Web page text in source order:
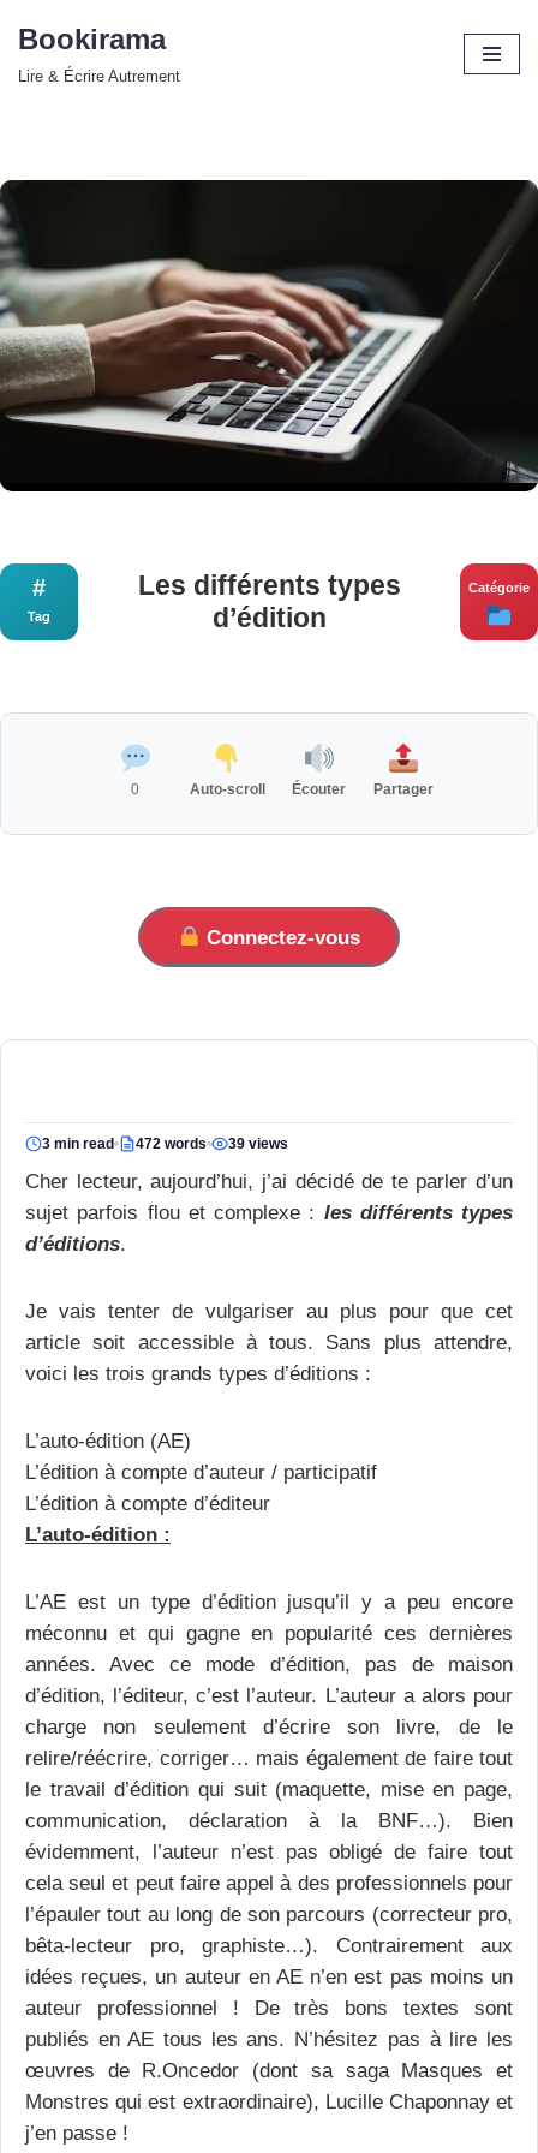
Bookirama
Lire & Écrire Autrement
#
Tag
Les différents types
d’édition
Catégorie
0 Auto-scroll Écouter Partager
Connectez-vous
3 min read 472 words 39 views
Cher lecteur, aujourd’hui, j’ai décidé de te parler d’un
sujet parfois flou et complexe : les différents types
d’éditions.
Je vais tenter de vulgariser au plus pour que cet
article soit accessible à tous. Sans plus attendre,
voici les trois grands types d’éditions :
L’auto-édition (AE)
L’édition à compte d’auteur / participatif
L’édition à compte d’éditeur
L’auto-édition :
L’AE est un type d’édition jusqu’il y a peu encore
méconnu et qui gagne en popularité ces dernières
années. Avec ce mode d’édition, pas de maison
d’édition, l’éditeur, c’est l’auteur. L’auteur a alors pour
charge non seulement d’écrire son livre, de le
relire/réécrire, corriger… mais également de faire tout
le travail d’édition qui suit (maquette, mise en page,
communication, déclaration à la BNF…). Bien
évidemment, l’auteur n’est pas obligé de faire tout
cela seul et peut faire appel à des professionnels pour
l’épauler tout au long de son parcours (correcteur pro,
bêta-lecteur pro, graphiste…). Contrairement aux
idées reçues, un auteur en AE n’en est pas moins un
auteur professionnel ! De très bons textes sont
publiés en AE tous les ans. N’hésitez pas à lire les
œuvres de R.Oncedor (dont sa saga Masques et
Monstres qui est extraordinaire), Lucille Chaponnay et
j’en passe !